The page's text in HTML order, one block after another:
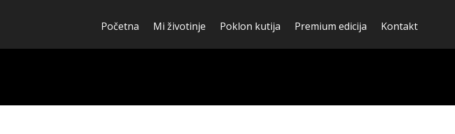
Početna Mi životinje Poklon kutija Premium edicija Kontakt